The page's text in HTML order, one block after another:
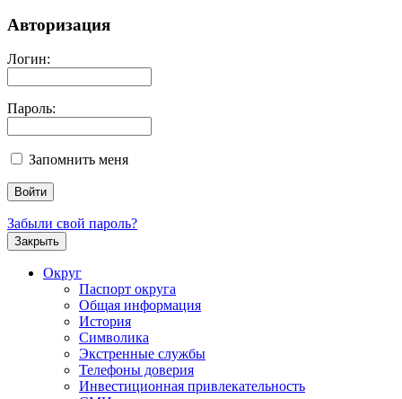
Авторизация
Логин:
Пароль:
Запомнить меня
Забыли свой пароль?
Закрыть
Округ
Паспорт округа
Общая информация
История
Символика
Экстренные службы
Телефоны доверия
Инвестиционная привлекательность